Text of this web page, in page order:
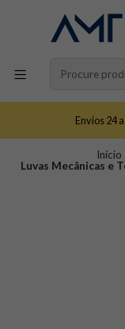
Envios 24
Início
Luvas Mecânicas e